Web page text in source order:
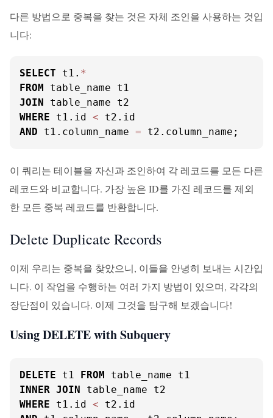
다른 방법으로 중복을 찾는 것은 자체 조인을 사용하는 것입
니다:
SELECT t1. *
FROM
JOIN
WHERE t1.id <
AND t1.column_name = t2.column_name;
이 쿼리는 테이블을 자신과 조인하여 각 레코드를 모든 다른
레코드와 비교합니다. 가장 높은 ID를 가진 레코드를 제외
한 모든 중복 레코드를 반환합니다.
Delete Duplicate Records
이제 우리는 중복을 찾았으니, 이들을 안녕히 보내는 시간입
니다. 이 작업을 수행하는 여러 가지 방법이 있으며, 각각의
장단점이 있습니다. 이제 그것을 탐구해 보겠습니다!
Using DELETE with Subquery
DELETE t1 FROM
INNER JOIN
WHERE t1.id <